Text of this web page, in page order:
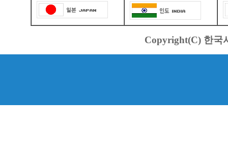
Copyright(C) 한국